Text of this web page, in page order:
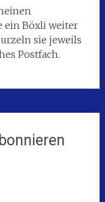
ein Böxli weiter
sie jeweils
Postfach.